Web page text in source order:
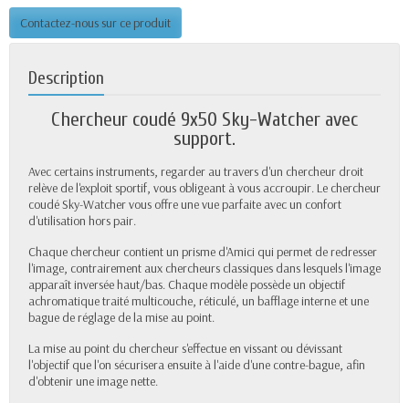
Contactez-nous sur ce produit
Description
Chercheur coudé 9x50 Sky-Watcher avec
support.
Avec certains instruments, regarder au travers d'un chercheur droit
relève de l'exploit sportif, vous obligeant à vous accroupir. Le chercheur
coudé Sky-Watcher vous offre une vue parfaite avec un confort
d'utilisation hors pair.
Chaque chercheur contient un prisme d'Amici qui permet de redresser
l'image, contrairement aux chercheurs classiques dans lesquels l'image
apparaît inversée haut/bas. Chaque modèle possède un objectif
achromatique traité multicouche, réticulé, un bafflage interne et une
bague de réglage de la mise au point.
La mise au point du chercheur s'effectue en vissant ou dévissant
l'objectif que l'on sécurisera ensuite à l'aide d'une contre-bague, afin
d'obtenir une image nette.